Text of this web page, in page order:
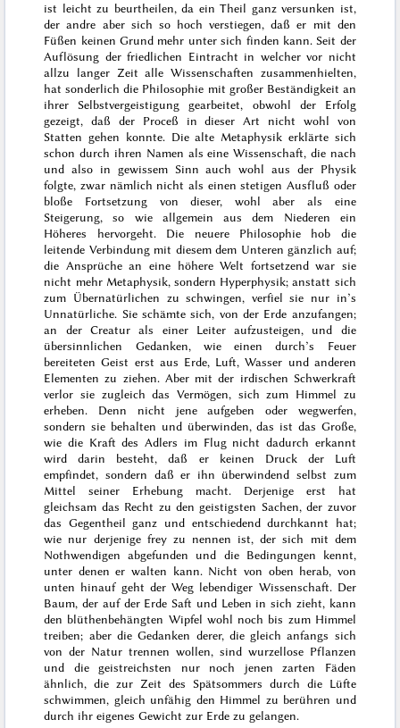
ist leicht zu beurtheilen, da ein Theil ganz versunken ist,
der andre aber sich so hoch verstiegen, daß er mit den
Füßen keinen Grund mehr unter sich finden kann. Seit der
Auflösung der friedlichen Eintracht in welcher vor nicht
allzu langer Zeit alle Wissenschaften zusammenhielten,
hat sonderlich die Philosophie mit großer Beständigkeit an
ihrer Selbstvergeistigung gearbeitet, obwohl der Erfolg
gezeigt, daß der Proceß in dieser Art nicht wohl von
Statten gehen konnte. Die alte Metaphysik erklärte sich
schon durch ihren Namen als eine Wissenschaft, die nach
und also in gewissem Sinn auch wohl aus der Physik
folgte, zwar nämlich nicht als einen stetigen Ausfluß oder
bloße Fortsetzung von dieser, wohl aber als eine
Steigerung, so wie allgemein aus dem Niederen ein
Höheres hervorgeht. Die neuere Philosophie hob die
leitende Verbindung mit diesem dem Unteren gänzlich auf;
die Ansprüche an eine höhere Welt fortsetzend war sie
nicht mehr Metaphysik, sondern Hyperphysik; anstatt sich
zum Übernatürlichen zu schwingen, verfiel sie nur in’s
Unnatürliche. Sie schämte sich, von der Erde anzufangen;
an der Creatur als einer Leiter aufzusteigen, und die
übersinnlichen Gedanken, wie einen durch’s Feuer
bereiteten Geist erst aus Erde, Luft, Wasser und anderen
Elementen zu ziehen. Aber mit der irdischen Schwerkraft
verlor sie zugleich das Vermögen, sich zum Himmel zu
erheben. Denn nicht jene aufgeben oder wegwerfen,
sondern sie behalten und überwinden, das ist das Große,
wie die Kraft des Adlers im Flug nichtdadurch erkannt
wird darin besteht, daß er keinen Druck der Luft
empfindet, sondern daß er ihn überwindend selbst zum
Mittel seiner Erhebung macht. Derjenige erst hat
gleichsam das Recht zu den geistigsten Sachen, der zuvor
das Gegentheil ganz und entschiedenddurchkannt hat;
wie nur derjenige frey zu nennen ist, der sich mit dem
Nothwendigen abgefunden und die Bedingungen kennt,
unter denen er walten kann. Nicht von oben herab, von
unten hinauf geht der Weg lebendiger Wissenschaft. Der
Baum, der auf der Erde Saft und Leben in sich zieht, kann
den blüthenbehängten Wipfel wohl noch bis zum Himmel
treiben; aber die Gedanken derer, die gleich anfangs sich
von der Natur trennen wollen, sind wurzellose Pflanzen
und die geistreichsten nur noch jenen zarten Fäden
ähnlich, die zur Zeit des Spätsommers durch die Lüfte
schwimmen, gleich unfähig den Himmel zu berühren und
durch ihr eigenes Gewicht zur Erde zu gelangen.